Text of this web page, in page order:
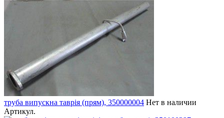
труба випускна таврія (прям), 350000004 Нет в наличии
Артикул.